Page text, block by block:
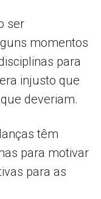
ser
momentos
para
injusto que
deveriam.
têm
para motivar
para as